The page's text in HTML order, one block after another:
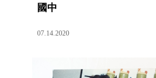
國中
07.14.2020